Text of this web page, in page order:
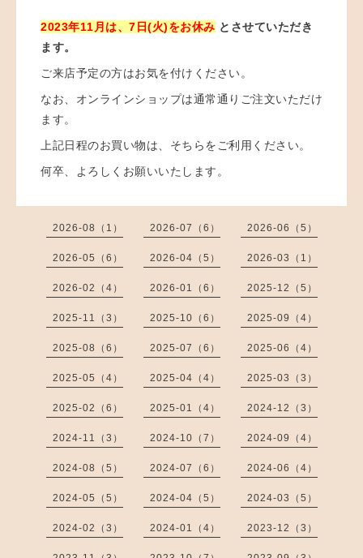
2023年11月は、7日(火)をお休み とさせていただき
ます。
ご来店予定の方はお気を付けください。
なお、オンラインショップは通常通りご注文いただけ
ます。
上記日程のお買い物は、そちらをご利用ください。
何卒、よろしくお願いいたします。
2026-08（1） 2026-07（6） 2026-06（5）
2026-05（6） 2026-04（5） 2026-03（1）
2026-02（4） 2026-01（6） 2025-12（5）
2025-11（3） 2025-10（6） 2025-09（4）
2025-08（6） 2025-07（6） 2025-06（4）
2025-05（4） 2025-04（4） 2025-03（3）
2025-02（6） 2025-01（4） 2024-12（3）
2024-11（3） 2024-10（7） 2024-09（4）
2024-08（5） 2024-07（6） 2024-06（4）
2024-05（5） 2024-04（5） 2024-03（5）
2024-02（3） 2024-01（4） 2023-12（3）